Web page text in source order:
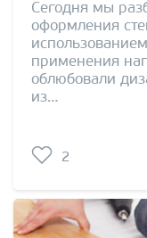
Сегодня мы
оформления
применения
облюбовали
из…
2